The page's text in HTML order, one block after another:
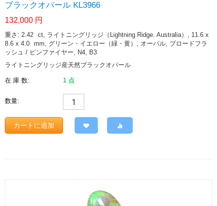
ブラックオパール KL3966
132,000 円
重さ: 2.42 ct, ライトニングリッジ（Lightning Ridge. Australia）, 11.6 x
8.6 x 4.0 mm, グリーン・イエロー（緑・黄）, オーバル, ブロードフラ
ッシュ / ピンファイヤー, N4, B3
ライトニングリッジ産天然ブラックオパール
在 庫 数: 1 点
数量:
カートに追加